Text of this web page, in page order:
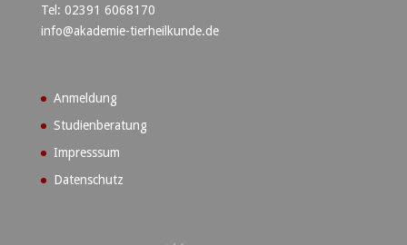
Tel: 02391 6068170
info@akademie-tierheilkunde.de
Anmeldung
Studienberatung
Impresssum
Datenschutz